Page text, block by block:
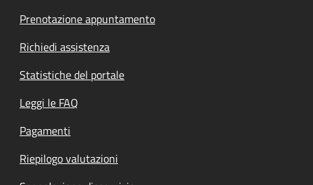
Prenotazione appuntamento
Richiedi assistenza
Statistiche del portale
Leggi le FAQ
Pagamenti
Riepilogo valutazioni